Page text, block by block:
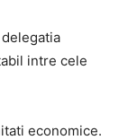
intre cele
economice.